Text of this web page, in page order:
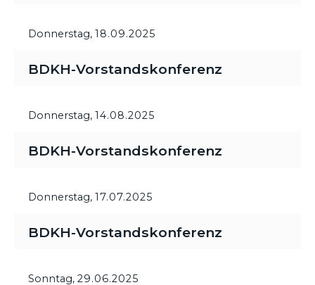
Donnerstag, 18.09.2025
BDKH-Vorstandskonferenz
Donnerstag, 14.08.2025
BDKH-Vorstandskonferenz
Donnerstag, 17.07.2025
BDKH-Vorstandskonferenz
Sonntag, 29.06.2025